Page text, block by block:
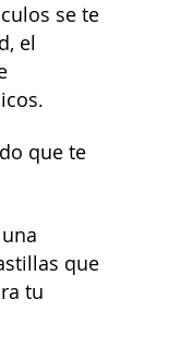
se te
el
que te
que
tu